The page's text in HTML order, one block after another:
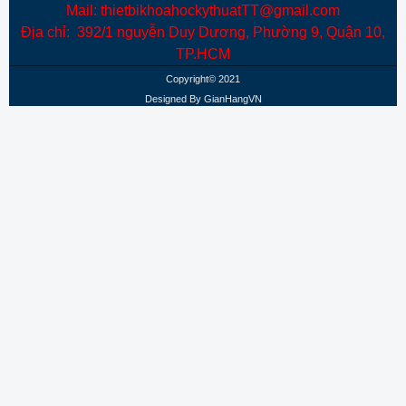
Mail: thietbikhoahockythuatTT@gmail.com
Địa chỉ: 392/1 nguyễn Duy Dương, Phường 9, Quận 10,
TP.HCM
Copyright© 2021
Designed By GianHangVN